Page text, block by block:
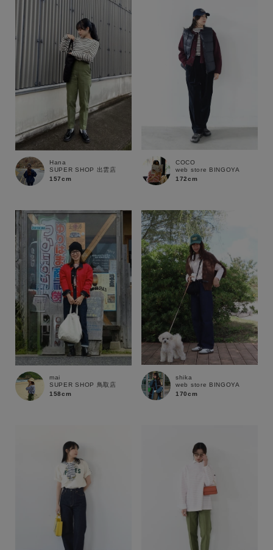
MENS LADIES KIDS
サイズ
ブランド
Hana
SUPER SHOP 出雲店
157cm
COCO
web store BINGOYA
172cm
mai
SUPER SHOP 鳥取店
158cm
shika
web store BINGOYA
170cm